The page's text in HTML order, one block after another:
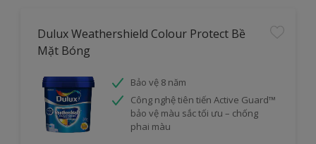
Dulux Weathershield Colour Protect Bề
Mặt Bóng
Bảo vệ 8 năm
Công nghệ tiên tiến Active Guard™
bảo vệ màu sắc tối ưu – chống
phai màu